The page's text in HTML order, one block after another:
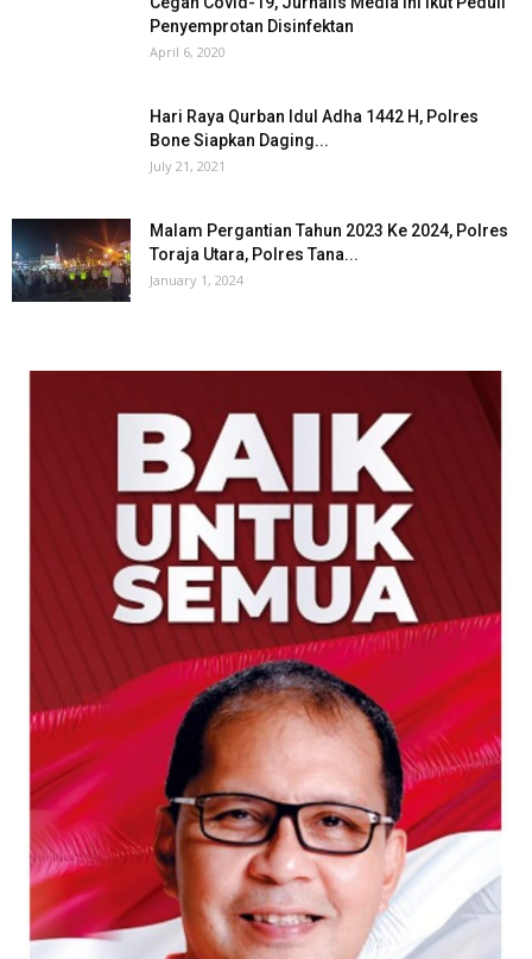
Penyemprotan Disinfektan
April 6, 2020
Hari Raya Qurban Idul Adha 1442 H, Polres
Bone Siapkan Daging...
July 21, 2021
Malam Pergantian Tahun 2023 Ke 2024, Polres
Toraja Utara, Polres Tana...
January 1, 2024